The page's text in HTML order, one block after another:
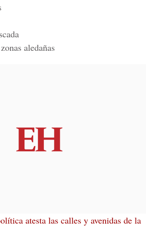
aledañas
atesta las calles y avenidas de la